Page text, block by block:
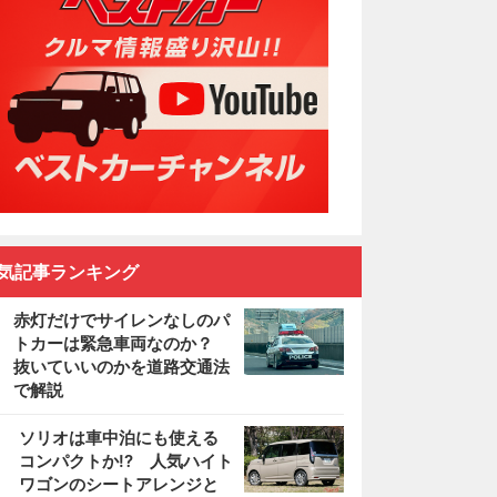
記事ランキング
赤灯だけでサイレンなしのパ
トカーは緊急車両なのか？
抜いていいのかを道路交通法
で解説
ソリオは車中泊にも使える
コンパクトか!? 人気ハイト
ワゴンのシートアレンジと